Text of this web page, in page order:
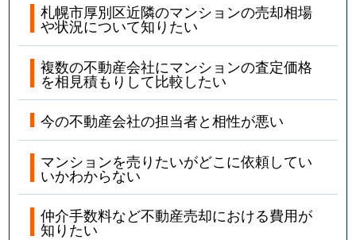
札幌市厚別区近隣のマンションの売却相場
や状況について知りたい
複数の不動産会社にマンションの査定価格
を相見積もりして比較したい
今の不動産会社の担当者と相性が悪い
マンションを売りたいがどこに依頼してい
いかわからない
仲介手数料など不動産売却における費用が
知りたい